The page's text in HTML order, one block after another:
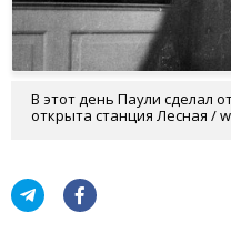
В этот день Паули сделал
открыта станция Лесная /